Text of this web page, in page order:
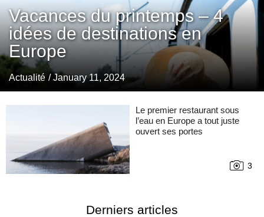
Vacances du printemps – 4
idées de destinations en
Europe
Actualité / January 11, 2024
Le premier restaurant sous
l’eau en Europe a tout juste
ouvert ses portes
3
Derniers articles